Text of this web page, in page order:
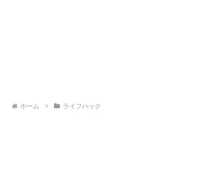
ホーム ライフハック